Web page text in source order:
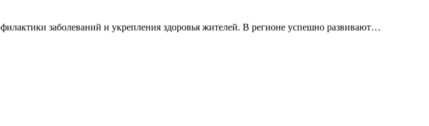
заболеваний и укрепления здоровья жителей. В регионе успешно развивают…